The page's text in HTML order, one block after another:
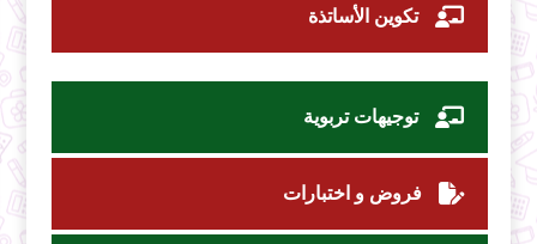
تكوين الأساتذة
توجيهات تربوية
فروض و اختبارات